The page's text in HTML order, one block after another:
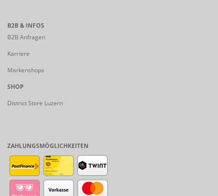
B2B & INFOS
B2B Anfragen
Karriere
Markenshops
SHOP
District Store Luzern
ZAHLUNGSMÖGLICHKEITEN